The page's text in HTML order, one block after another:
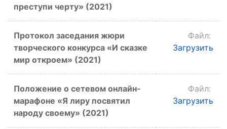
преступи черту» (2021)
Протокол заседания жюри
творческого конкурса «И сказке
мир откроем» (2021)
Файл:
Загрузить
Положение о сетевом онлайн-
марафоне «Я лиру посвятил
народу своему» (2021)
Файл:
Загрузить